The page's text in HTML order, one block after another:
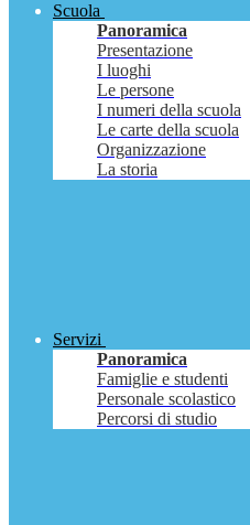
Scuola
Panoramica
Presentazione
I luoghi
Le persone
I numeri della scuola
Le carte della scuola
Organizzazione
La storia
Servizi
Panoramica
Famiglie e studenti
Personale scolastico
Percorsi di studio